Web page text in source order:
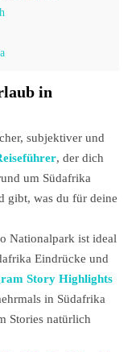
in
subjektiver und
, der dich
um Südafrika
gibt, was du für deine
Nationalpark ist ideal
Eindrücke und
Story Highlights
in Südafrika
Stories natürlich